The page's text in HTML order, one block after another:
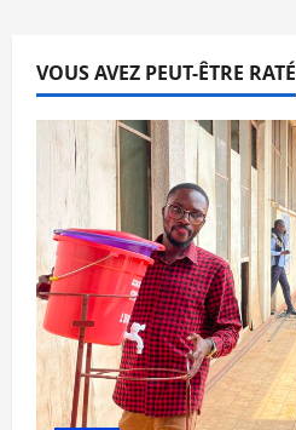
VOUS AVEZ PEUT-ÊTRE RATÉ